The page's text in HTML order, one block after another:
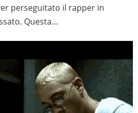
perseguitato il rapper in
Questa…